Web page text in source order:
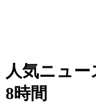
人気ニュ
8時間